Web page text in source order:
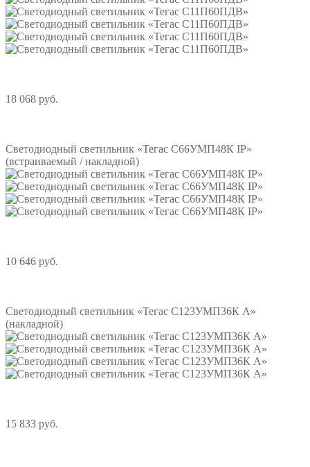
18 068 руб.
Светодиодный светильник «Тегас С66УМП48К IP»
(встраиваемый / накладной)
10 646 руб.
Светодиодный светильник «Тегас С123УМП36К A»
(накладной)
15 833 руб.